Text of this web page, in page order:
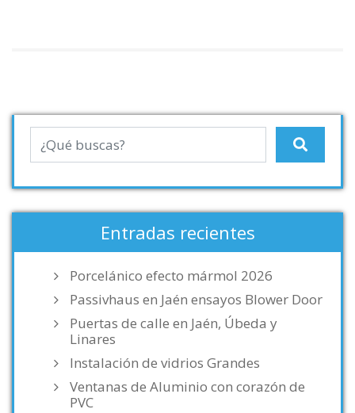
Entradas recientes
Porcelánico efecto mármol 2026
Passivhaus en Jaén ensayos Blower Door
Puertas de calle en Jaén, Úbeda y
Linares
Instalación de vidrios Grandes
Ventanas de Aluminio con corazón de
PVC